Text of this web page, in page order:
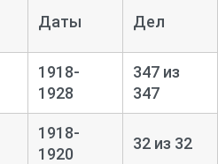
Даты Дел
1918-
1928
347 из
347
1918-
1920
32 из 32